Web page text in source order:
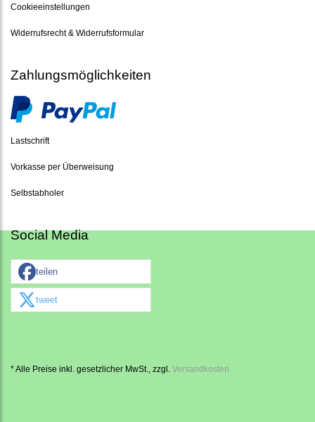
Cookieeinstellungen
Widerrufsrecht & Widerrufsformular
Zahlungsmöglichkeiten
Lastschrift
Vorkasse per Überweisung
Selbstabholer
Social Media
teilen
tweet
* Alle Preise inkl. gesetzlicher MwSt., zzgl. Versandkosten